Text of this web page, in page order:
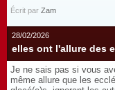
Écrit par Zam
28/02/2026
elles ont l'allure des
Je ne sais pas si vous
même allure que les